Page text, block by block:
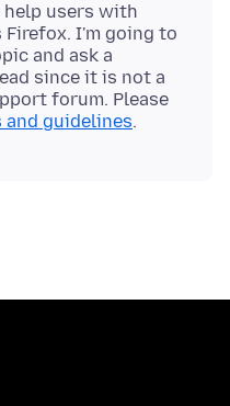
users with
I'm going to
and ask a
since it is not a
forum. Please
guidelines